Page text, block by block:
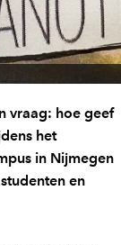
vraag: hoe geef
het
in Nijmegen
en